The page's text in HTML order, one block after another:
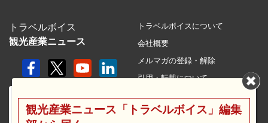
トラベルボイス
観光産業ニュース
トラベルボイスについて
会社概要
メルマガの登録・解除
引用・転載について
利用規約
観光産業ニュース「トラベルボイス」編集